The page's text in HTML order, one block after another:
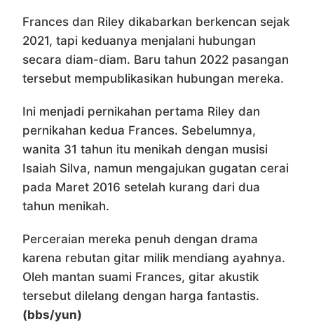
Frances dan Riley dikabarkan berkencan sejak
2021, tapi keduanya menjalani hubungan
secara diam-diam. Baru tahun 2022 pasangan
tersebut mempublikasikan hubungan mereka.
Ini menjadi pernikahan pertama Riley dan
pernikahan kedua Frances. Sebelumnya,
wanita 31 tahun itu menikah dengan musisi
Isaiah Silva, namun mengajukan gugatan cerai
pada Maret 2016 setelah kurang dari dua
tahun menikah.
Perceraian mereka penuh dengan drama
karena rebutan gitar milik mendiang ayahnya.
Oleh mantan suami Frances, gitar akustik
tersebut dilelang dengan harga fantastis.
(bbs/yun)